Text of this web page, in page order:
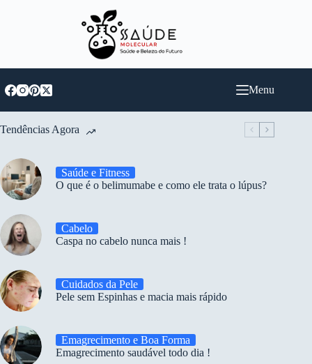
Menu
Tendências Agora
Saúde e Fitness
O que é o belimumabe e como ele trata o lúpus?
Cabelo
Caspa no cabelo nunca mais !
Cuidados da Pele
Pele sem Espinhas e macia mais rápido
Emagrecimento e Boa Forma
Emagrecimento saudável todo dia !